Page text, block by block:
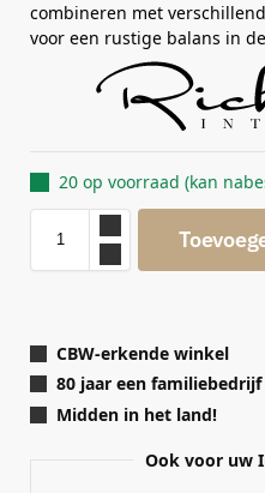
combineren met
voor een rustige balans in
20 op voorraad (kan
CBW-erkende winkel
80 jaar een familiebedrijf
Midden in het land!
Ook voor uw